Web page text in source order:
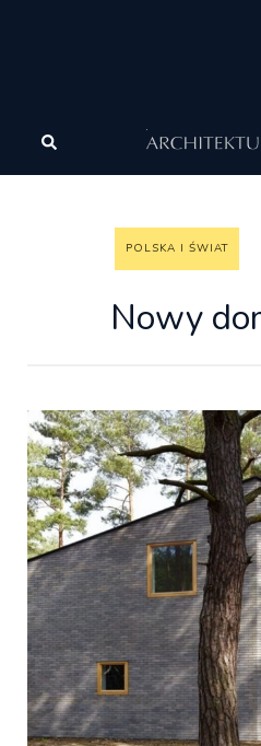
Architektura
dom polski
POLSKA I ŚWIAT
Nowy